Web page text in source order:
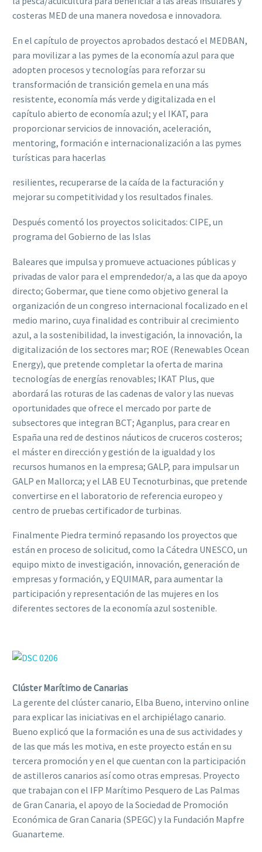
costeras MED de una manera novedosa e innovadora.
En el capítulo de proyectos aprobados destacó el MEDBAN,
para movilizar a las pymes de la economía azul para que
adopten procesos y tecnologías para reforzar su
transformación de transición gemela en una más
resistente, economía más verde y digitalizada en el
capítulo abierto de economía azul; y el IKAT, para
proporcionar servicios de innovación, aceleración,
mentoring, formación e internacionalización a las pymes
turísticas para hacerlas
resilientes, recuperarse de la caída de la facturación y
mejorar su competitividad y los resultados finales.
Después comentó los proyectos solicitados: CIPE, un
programa del Gobierno de las Islas
Baleares que impulsa y promueve actuaciones públicas y
privadas de valor para el emprendedor/a, a las que da apoyo
directo; Gobermar, que tiene como objetivo general la
organización de un congreso internacional focalizado en el
medio marino, cuya finalidad es contribuir al crecimiento
azul, a la sostenibilidad, la investigación, la innovación, la
digitalización de los sectores mar; ROE (Renewables Ocean
Energy), que pretende completar la oferta de marina
tecnologías de energías renovables; IKAT Plus, que
abordará las roturas de las cadenas de valor y las nuevas
oportunidades que ofrece el mercado por parte de
subsectores que integran BCT; Aganplus, para crear en
España una red de destinos náuticos de cruceros costeros;
el máster en dirección y gestión de la igualdad y los
recursos humanos en la empresa; GALP, para impulsar un
GALP en Mallorca; y el LAB EU Tecnoturbinas, que pretende
convertirse en el laboratorio de referencia europeo y
centro de pruebas certificador de turbinas.
Finalmente Piedra terminó repasando los proyectos que
están en proceso de solicitud, como la Cátedra UNESCO, un
equipo mixto de investigación, innovación, generación de
empresas y formación, y EQUIMAR, para aumentar la
participación y representación de las mujeres en los
diferentes sectores de la economía azul sostenible.
Clúster Marítimo de Canarias
La gerente del clúster canario, Elba Bueno, intervino online
para explicar las iniciativas en el archipiélago canario.
Bueno explicó que la formación es una de sus actividades y
de las que más les motiva, en este proyecto están en su
tercera promoción y en el que cuentan con la participación
de astilleros canarios así como otras empresas. Proyecto
que trabajan con el IFP Marítimo Pesquero de Las Palmas
de Gran Canaria, el apoyo de la Sociedad de Promoción
Económica de Gran Canaria (SPEGC) y la Fundación Mapfre
Guanarteme.